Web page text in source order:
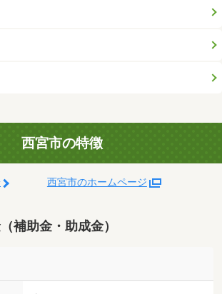
西宮市の特徴
西宮市のホームページ
補助金・助成金）